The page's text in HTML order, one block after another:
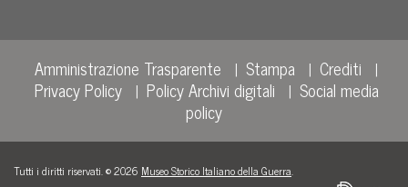
Amministrazione Trasparente Stampa
Crediti
Privacy Policy
Policy Archivi digitali
Social media
policy
Tutti i diritti riservati. © 2026 Museo Storico Italiano della Guerra.